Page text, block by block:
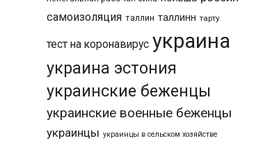
самоизоляция таллин таллинн тарту
тест на коронавирус украина
украина эстония
украинские беженцы
украинские военные беженцы
украинцы украинцы в сельском хозяйстве